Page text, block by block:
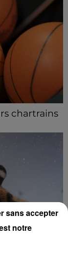
chartrains
la région
la Coupe de
notre
sans accepter